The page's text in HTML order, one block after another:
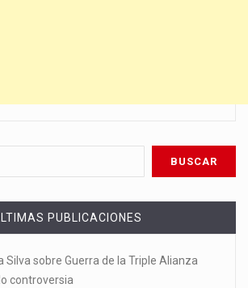
PUBLICACIONES
Silva sobre Guerra de la Triple Alianza
controversia